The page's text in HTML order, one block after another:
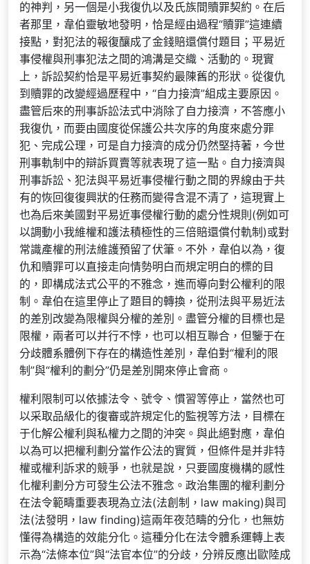
的神判，另一個是小我復仇以及氏族間贖罪契約。在后
者那里，韋伯靈敏地發明，恰是經由過程“贖罪”這連續
接點，對犯法的報復釀成了金錢賠還償付題目；平易近
事侵權與刑事犯法之間的鴻溝是交織、活動的。現實
上，訴訟契約恰是平易近事契約最陳舊的形狀。從復仇
到贖罪的改變經過歷程中，“自力接濟”組成主要原因。
盡管后來的刑事訴訟法式中消除了自力接濟，不答應小
我復仇，而要由國度從保護公共次序的角度來處分罪
犯、完成公理，可是自力接濟的成分仍然堅持著，今世
刑事軌制中的辯訴買賣等就表現了這一點。自力接濟與
刑事訴訟、犯法與平易近事侵權行動之間的界線由于共
有的恢回復復興狀的任務而變得含混不清了，這現實上
也為后來美國對平易近事侵權行動的處分性規則(例如可
以調動小我維權和護法積極性的三倍賠還償付軌制)或對
常識產權的刑法維護預留了伏筆。不外，韋伯以為，復
仇和贖罪可以直接走向情勢明白而規定明白的標的目
的，即構成法式公平的不雅念，進而導向對公權利的限
制。韋伯在這里停止了題目的轉換，從刑法與平易近法
的差別改變為限權與分權的差別。盡管分權的目標也是
限權，兩者可以并行不悖，也可以相互聯合，但鑒于在
分歧體系體例下存在的構造性差別，韋伯對“權利的限
制”與“權利的劃分”仍是差別開來停止會商。
權利限制可以依據法令、號令、慣習等停止，當然也可
以采取品級化的復審或許規定化的監視等方法，目標在
于化解公權利與私權力之間的沖突。與此絕對應，韋伯
以為可以把權利劃分當作公法的實質，但條件是并非特
權或權利訴求的競爭，也就是說，只要國度機構的感性
化權利劃分方可發生公法不雅念。政治集團的權利劃分
在法令範疇重要表現為立法(法創制，law making)與司
法(法發明，law finding)這兩年夜范疇的分化，也無妨
懂得為構造的效能分化。這種分化在法令體系運轉上表
示為“法條本位”與“法官本位”的分歧，分辨反應出歐陸成